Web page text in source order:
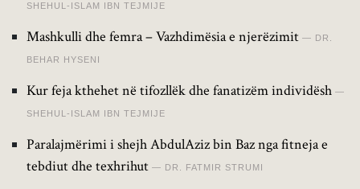
SHEHUL-ISLAM IBN TEJMIJE
Mashkulli dhe femra – Vazhdimësia e njerëzimit DR.
BEHAR HYSENI
Kur feja kthehet në tifozllëk dhe fanatizëm individësh
SHEHUL-ISLAM IBN TEJMIJE
Paralajmërimi i shejh AbdulAziz bin Baz nga fitneja e
tebdiut dhe texhrihut
DR. FATMIR STRUMI